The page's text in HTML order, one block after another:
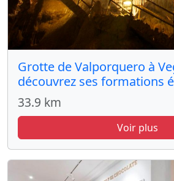
Grotte de Valporquero à
découvrez ses formations
33.9 km
Voir plus